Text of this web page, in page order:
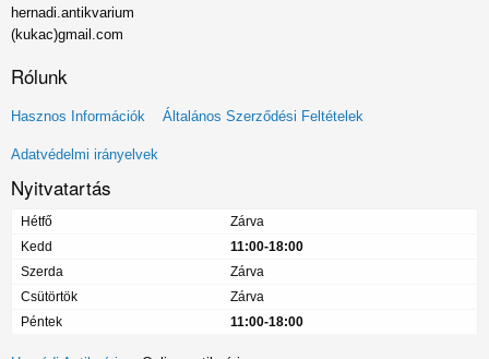
hernadi.antikvarium
(kukac)gmail.com
Rólunk
Lábléc
menü
Hasznos Információk Általános Szerződési Feltételek
Adatvédelmi irányelvek
Nyitvatartás
Hétfő
Zárva
Kedd
11:00-18:00
Szerda
Zárva
Csütörtök
Zárva
Péntek
11:00-18:00